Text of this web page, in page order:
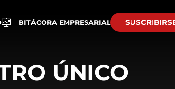
BITÁCORA EMPRESARIAL
ÚNICO